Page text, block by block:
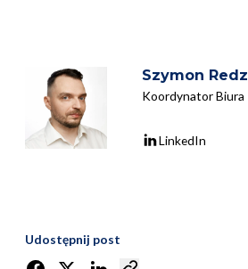
Szymon
Koordynator Biura
LinkedIn
Udostępnij post